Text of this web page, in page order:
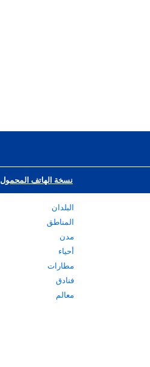
نسخة الهاتف المحمول
البلدان
المناطق
مدن
أحياء
مطارات
فنادق
معالم